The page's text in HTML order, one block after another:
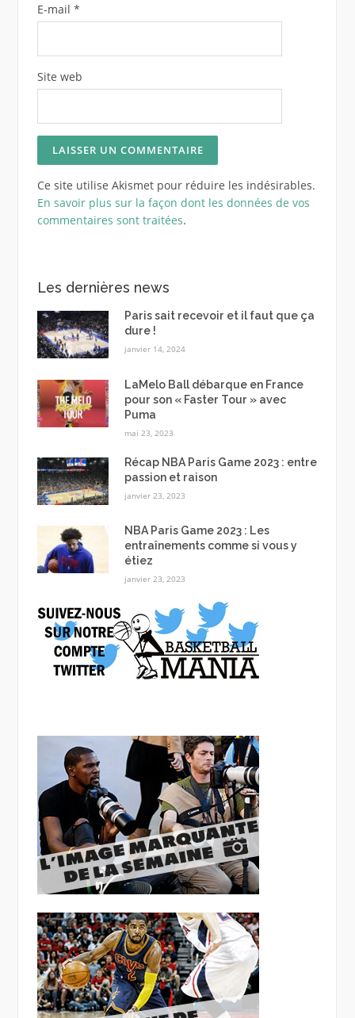
E-mail *
Site web
Ce site utilise Akismet pour réduire les indésirables.
En savoir plus sur la façon dont les données de vos
commentaires sont traitées.
Les dernières news
Paris sait recevoir et il faut que ça
dure !
janvier 14, 2024
LaMelo Ball débarque en France
pour son « Faster Tour » avec
Puma
mai 23, 2023
Récap NBA Paris Game 2023 : entre
passion et raison
janvier 23, 2023
NBA Paris Game 2023 : Les
entraînements comme si vous y
étiez
janvier 23, 2023